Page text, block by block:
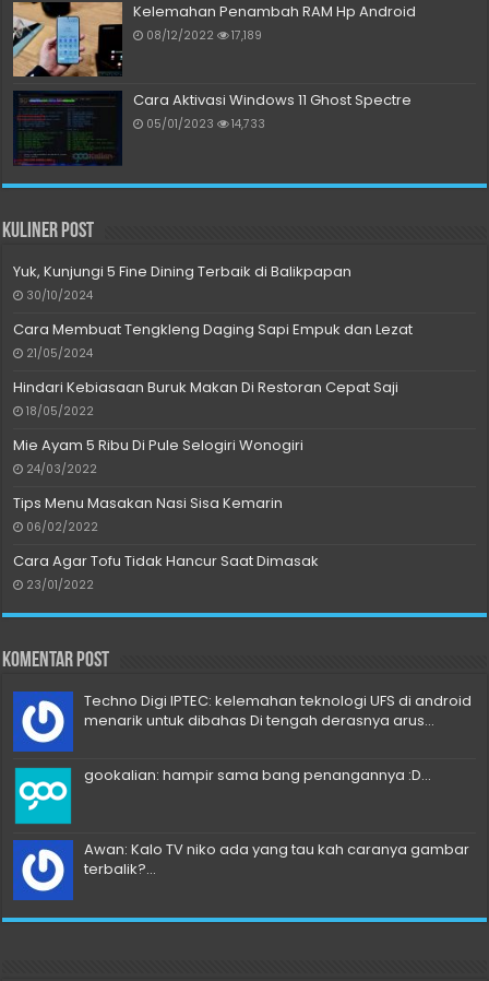
Kelemahan Penambah RAM Hp Android
08/12/2022 17,189
Cara Aktivasi Windows 11 Ghost Spectre
05/01/2023 14,733
Kuliner Post
Yuk, Kunjungi 5 Fine Dining Terbaik di Balikpapan
30/10/2024
Cara Membuat Tengkleng Daging Sapi Empuk dan Lezat
21/05/2024
Hindari Kebiasaan Buruk Makan Di Restoran Cepat Saji
18/05/2022
Mie Ayam 5 Ribu Di Pule Selogiri Wonogiri
24/03/2022
Tips Menu Masakan Nasi Sisa Kemarin
06/02/2022
Cara Agar Tofu Tidak Hancur Saat Dimasak
23/01/2022
Komentar Post
Techno Digi IPTEC: kelemahan teknologi UFS di android
menarik untuk dibahas Di tengah derasnya arus...
gookalian: hampir sama bang penangannya :D...
Awan: Kalo TV niko ada yang tau kah caranya gambar
terbalik?...